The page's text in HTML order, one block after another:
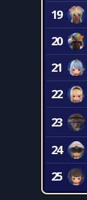
19
20
21
22
23
24
25